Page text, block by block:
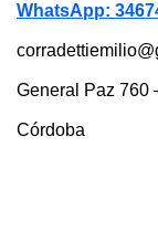
WhatsApp:
General Paz 760
Córdoba